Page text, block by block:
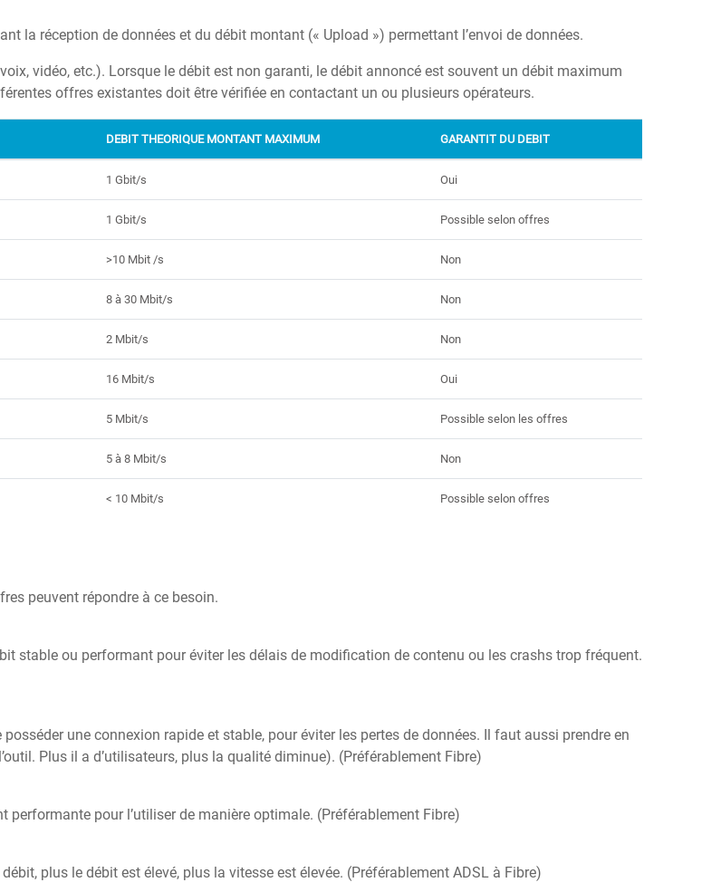
la réception de données et du débit montant (« Upload ») permettant l’envoi de données.
vidéo, etc.). Lorsque le débit est non garanti, le débit annoncé est souvent un débit maximum
offres existantes doit être vérifiée en contactant un ou plusieurs opérateurs.
DEBIT THEORIQUE MONTANT MAXIMUM GARANTIT DU DEBIT
1 Gbit/s Oui
1 Gbit/s Possible selon offres
>10 Mbit /s Non
8 à 30 Mbit/s Non
2 Mbit/s Non
16 Mbit/s Oui
5 Mbit/s Possible selon les offres
5 à 8 Mbit/s Non
< 10 Mbit/s Possible selon offres
peuvent répondre à ce besoin.
stable ou performant pour éviter les délais de modification de contenu ou les crashs trop fréquent.
une connexion rapide et stable, pour éviter les pertes de données. Il faut aussi prendre en
Plus il a d’utilisateurs, plus la qualité diminue). (Préférablement Fibre)
pour l’utiliser de manière optimale. (Préférablement Fibre)
plus le débit est élevé, plus la vitesse est élevée. (Préférablement ADSL à Fibre)